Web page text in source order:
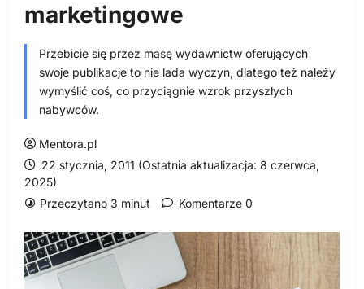
marketingowe
Przebicie się przez masę wydawnictw oferujących
swoje publikacje to nie lada wyczyn, dlatego też należy
wymyślić coś, co przyciągnie wzrok przyszłych
nabywców.
Mentora.pl
22 stycznia, 2011 (Ostatnia aktualizacja: 8 czerwca,
2025)
Przeczytano 3 minut
Komentarze 0